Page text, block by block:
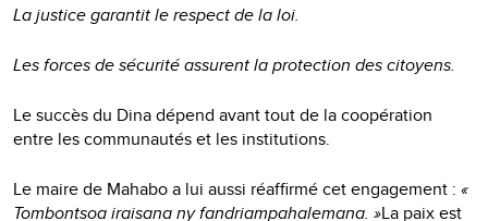
La justice garantit le respect de la loi.
Les forces de sécurité assurent la protection des citoyens.
Le succès du Dina dépend avant tout de la coopération
entre les communautés et les institutions.
Le maire de Mahabo a lui aussi réaffirmé cet engagement : «
Tombontsoa iraisana ny fandriampahalemana. »La paix est